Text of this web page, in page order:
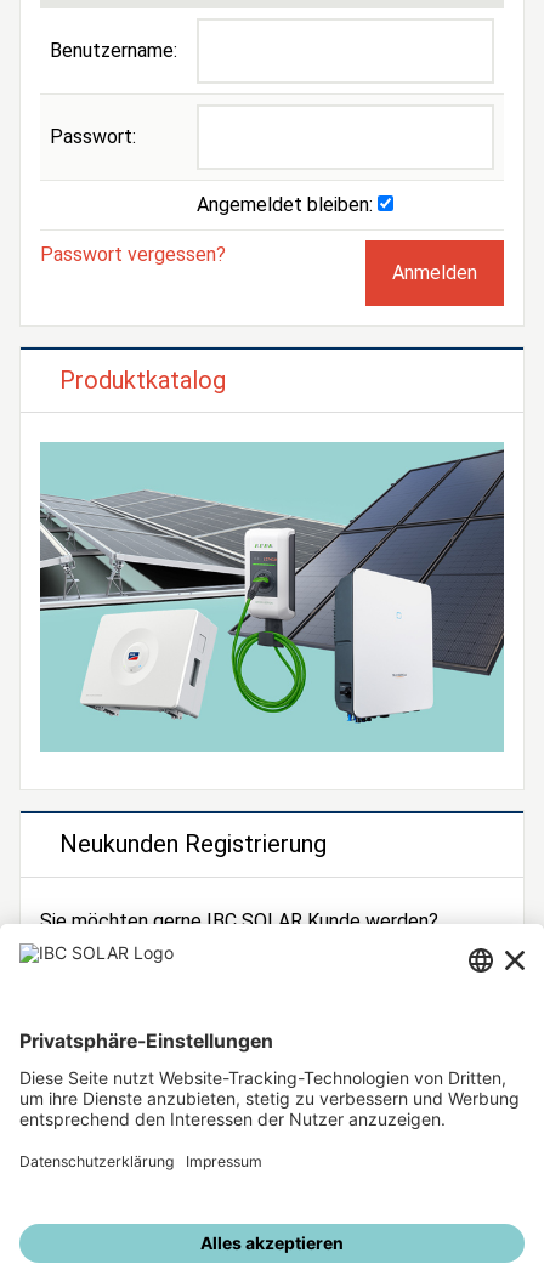
Benutzername:
Passwort:
Angemeldet bleiben:
Passwort vergessen?
Produktkatalog
Neukunden Registrierung
Sie möchten gerne IBC SOLAR Kunde werden?
Dann registrieren Sie sich jetzt!
Unsere weiteren Angebote
IBC SOLAR Webseite